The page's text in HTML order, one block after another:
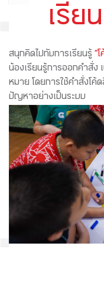
เรีย
สนุกคิดไปกับการเรียนรู้ “
น้องเรียนรู้การออกคำสั่ง
หมาย โดยการใช้คำสั่งโ
ปัญหาอย่างเป็นระบบ